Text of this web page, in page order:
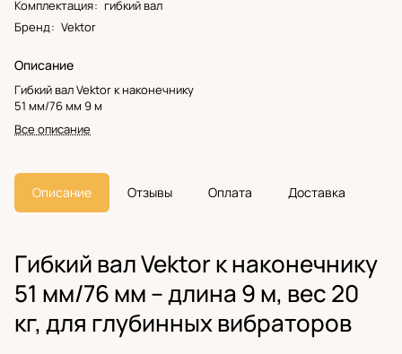
Комплектация: гибкий вал
Бренд: Vektor
Описание
Гибкий вал Vektor к наконечнику
51 мм/76 мм 9 м
Все описание
Описание Отзывы Оплата Доставка
Гибкий вал Vektor к наконечнику
51 мм/76 мм – длина 9 м, вес 20
кг, для глубинных вибраторов